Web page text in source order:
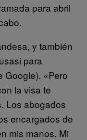
para abril
y también
para
Google). «Pero
la visa te
Los abogados
encargados de
mis manos. Mi